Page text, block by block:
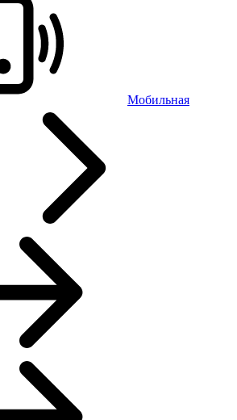
Мобильная